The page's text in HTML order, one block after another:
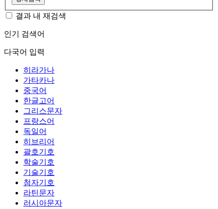
결과 내 재검색
인기 검색어
다국어 입력
히라가나
가타카나
중국어
한글고어
그리스문자
프랑스어
독일어
히브리어
괄호기호
학술기호
기술기호
첨자기호
라틴문자
러시아문자